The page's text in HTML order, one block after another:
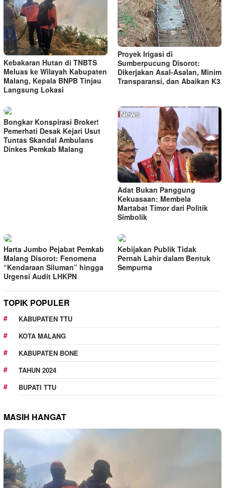
Kebakaran Hutan di TNBTS
Meluas ke Wilayah Kabupaten
Malang, Kepala BNPB Tinjau
Langsung Lokasi
Proyek Irigasi di
Sumberpucung Disorot:
Dikerjakan Asal-Asalan, Minim
Transparansi, dan Abaikan K3
Bongkar Konspirasi Broker!
Pemerhati Desak Kejari Usut
Tuntas Skandal Ambulans
Dinkes Pemkab Malang
Adat Bukan Panggung
Kekuasaan: Membela
Martabat Timor dari Politik
Simbolik
Harta Jumbo Pejabat Pemkab
Malang Disorot: Fenomena
“Kendaraan Siluman” hingga
Urgensi Audit LHKPN
Kebijakan Publik Tidak
Pernah Lahir dalam Bentuk
Sempurna
TOPIK POPULER
KABUPATEN TTU
KOTA MALANG
KABUPATEN BONE
TAHUN 2024
BUPATI TTU
MASIH HANGAT